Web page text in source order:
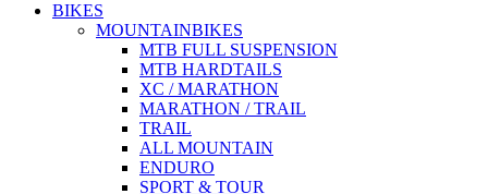
BIKES
MOUNTAINBIKES
MTB FULL SUSPENSION
MTB HARDTAILS
XC / MARATHON
MARATHON / TRAIL
TRAIL
ALL MOUNTAIN
ENDURO
SPORT & TOUR